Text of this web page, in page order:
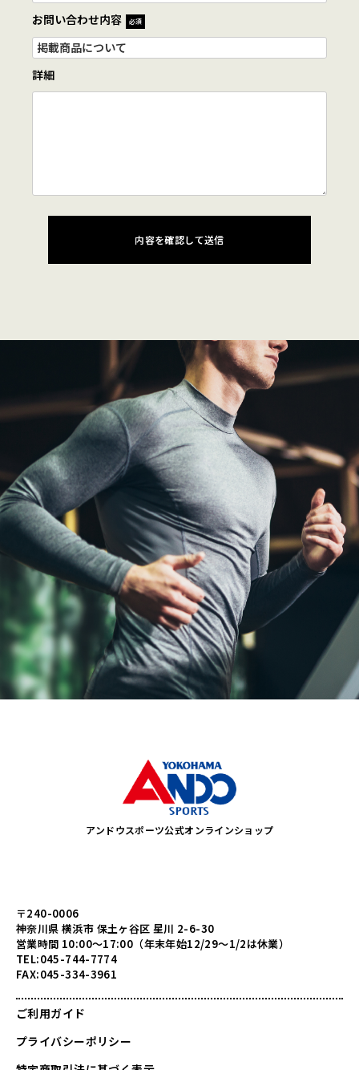
お問い合わせ内容 必須
詳細
アンドウスポーツ公式オンラインショップ
〒240-0006
神奈川県 横浜市 保土ヶ谷区 星川 2-6-30
営業時間 10:00～17:00（年末年始12/29～1/2は休業）
TEL:045-744-7774
FAX:045-334-3961
ご利用ガイド
プライバシーポリシー